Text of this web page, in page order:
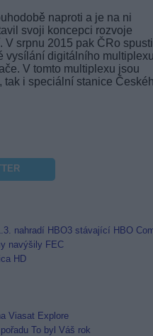
naproti a je na ni
svoji koncepci rozvoje
srpnu 2015 pak ČRo
vysílání digitálního
V tomto multiplexu jsou
tak i speciální stanice
nahradí HBO3 stávající HBO
navýšily FEC
HD
Viasat Explore
To byl Váš rok